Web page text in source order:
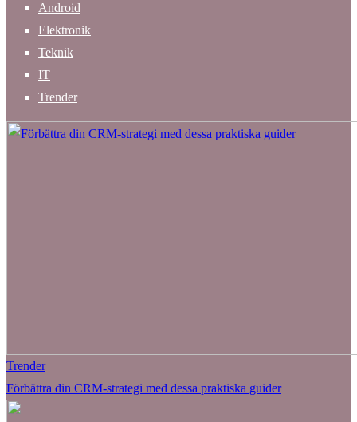
Android
Elektronik
Teknik
IT
Trender
Trender
Förbättra din CRM-strategi med dessa praktiska guider